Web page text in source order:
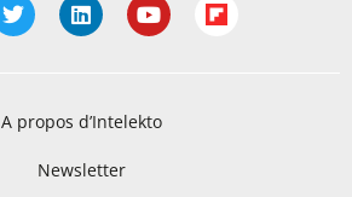
A propos d’Intelekto
Newsletter